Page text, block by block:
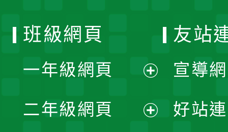
班級網頁
一年級網頁
開
二年級網頁
友站
宣導
好站